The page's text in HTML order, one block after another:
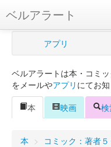
ベルアラート
ベルアラートとは
新規登録
ログイン
アプリ
ベルアラートは本・コミ
をメールやアプリ にてお
本
映画
本 > コミック：著者５